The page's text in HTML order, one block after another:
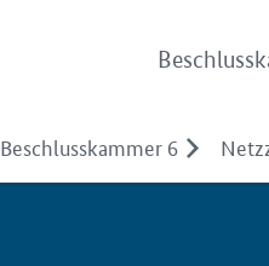
Beschlusskammer 6